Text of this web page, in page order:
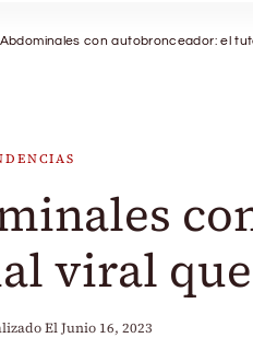
Abdominales con autobronceador: el
viral
ElJunio 16, 2023